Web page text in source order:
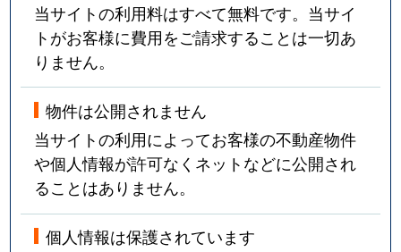
当サイトの利用料はすべて無料です。当サイ
トがお客様に費用をご請求することは一切あ
りません。
物件は公開されません
当サイトの利用によってお客様の不動産物件
や個人情報が許可なくネットなどに公開され
ることはありません。
個人情報は保護されています